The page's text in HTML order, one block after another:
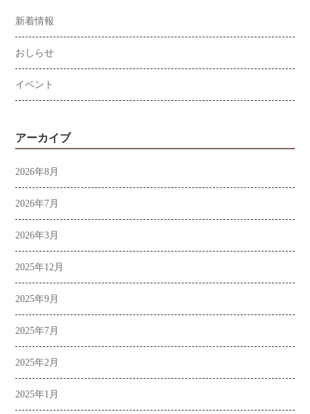
新着情報
おしらせ
イベント
アーカイブ
2026年8月
2026年7月
2026年3月
2025年12月
2025年9月
2025年7月
2025年2月
2025年1月